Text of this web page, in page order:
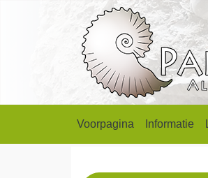
Voorpagina Informatie